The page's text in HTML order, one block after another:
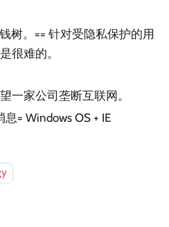
树。== 针对受隐私保护的用
很难的。
一家公司垄断互联网。
= Windows OS + IE